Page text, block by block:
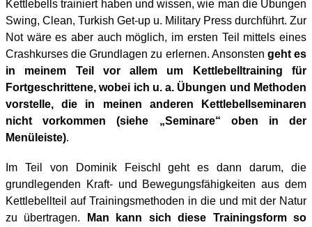
Kettlebells trainiert haben und wissen, wie man die Übungen
Swing, Clean, Turkish Get-up u. Military Press durchführt. Zur
Not wäre es aber auch möglich, im ersten Teil mittels eines
Crashkurses die Grundlagen zu erlernen. Ansonsten geht es
in meinem Teil vor allem um Kettlebelltraining für
Fortgeschrittene, wobei ich u. a. Übungen und Methoden
vorstelle, die in meinen anderen Kettlebellseminaren
nicht vorkommen (siehe „Seminare“ oben in der
Menüleiste).
Im Teil von Dominik Feischl geht es dann darum, die
grundlegenden Kraft- und Bewegungsfähigkeiten aus dem
Kettlebellteil auf Trainingsmethoden in die und mit der Natur
zu übertragen.
Man kann sich diese Trainingsform so